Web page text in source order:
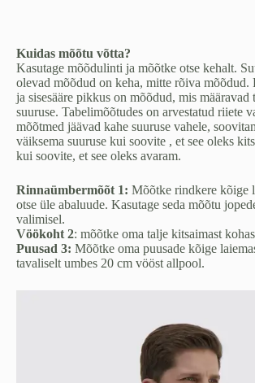
Kuidas mõõtu võtta?
Kasutage mõõdulinti ja mõõtke otse kehalt.
olevad mõõdud on keha, mitte rõiva mõõdud.
ja sisesääre pikkus on mõõdud, mis määravad
suuruse. Tabelimõõtudes on arvestatud riiete
mõõtmed jäävad kahe suuruse vahele,
väiksema suuruse kui soovite , et see oleks
kui soovite, et see oleks avaram.
Rinnaümbermõõt 1: Mõõtke rindkere kõige
otse üle abaluude. Kasutage seda mõõtu
valimisel.
Vöökoht 2: mõõtke oma talje kitsaimast
Puusad 3: Mõõtke oma puusade kõige
tavaliselt umbes 20 cm vööst allpool.